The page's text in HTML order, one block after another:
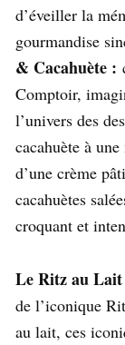
d’éveiller la
gourmandise
& Cacahuète :
Comptoir,
l’univers des
cacahuète à
d’une crème
cacahuètes
croquant et
Le Ritz au
de l’iconique
au lait, ces